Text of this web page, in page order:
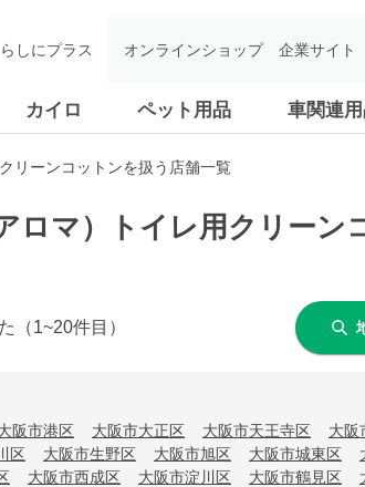
カイロ ペット用品 車関連
しにプラス オンラインショップ 企業サイト
リーンコットンを扱う店舗一覧
ロマ）トイレ用クリーン
（1~20件目）
阪市港区 大阪市大正区 大阪市天王寺区
大阪
区 大阪市生野区 大阪市旭区 大阪市城東区
大阪市西成区 大阪市淀川区 大阪市鶴見区